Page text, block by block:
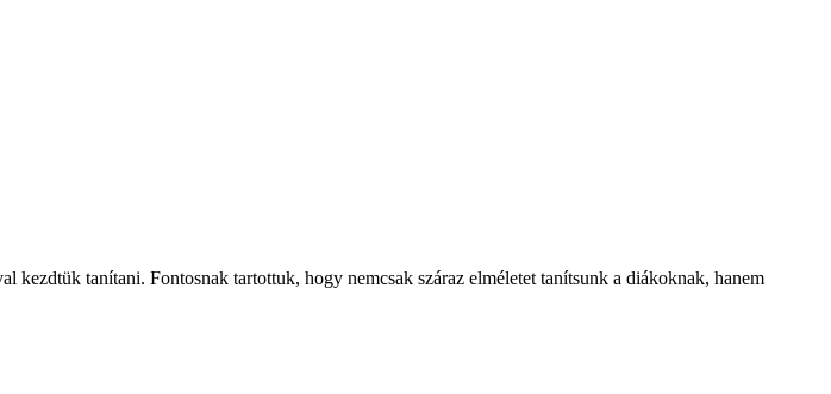
kezdtük tanítani. Fontosnak tartottuk, hogy nemcsak száraz elméletet tanítsunk a diákoknak, hanem